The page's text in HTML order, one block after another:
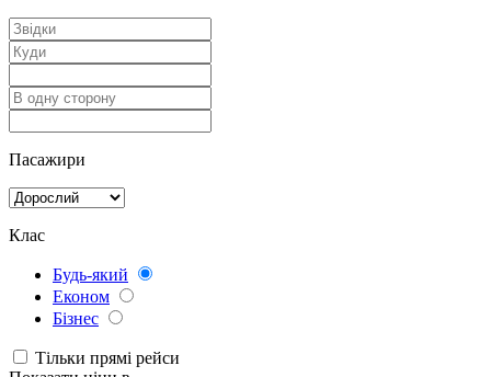
Пасажири
Клас
Будь-який
Економ
Бізнес
Тільки прямі рейси